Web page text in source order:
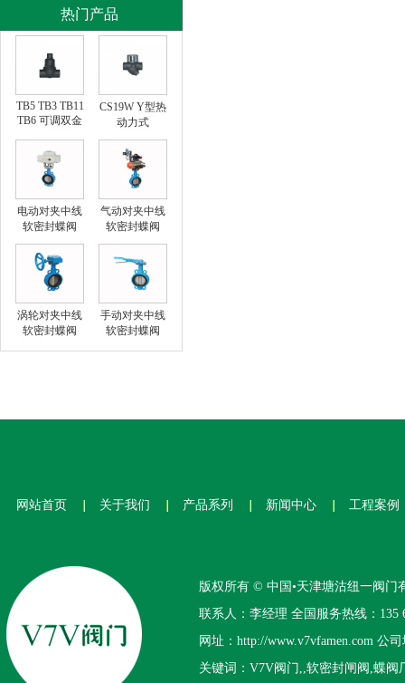
热门产品
TB5 TB3 TB11
TB6 可调双金
CS19W Y型热
动力式
电动对夹中线
软密封蝶阀
气动对夹中线
软密封蝶阀
涡轮对夹中线
软密封蝶阀
手动对夹中线
软密封蝶阀
网站首页 关于我们 产品系列 新闻中心 工程案例
版权所有 © 中国•天津塘沽纽一阀门
联系人：李经理 全国服务热线：135
网址：http://www.v7vfamen.com 公
关键词：V7V阀门,,软密封闸阀,蝶阀